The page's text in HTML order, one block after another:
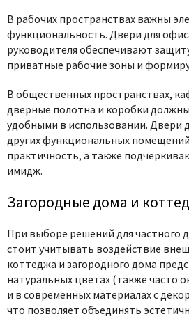
В рабочих пространствах важны
функциональность. Двери для
руководителя обеспечивают
приватные рабочие зоны и
В общественных пространствах,
дверные полотна и коробки
удобными в использовании. Двери
других функциональных
практичность, а также
имидж.
Загородные дома и
При выборе решений для частного
стоит учитывать воздействие
коттеджа и загородного дома
натуральных цветах (также часто
и в современных материалах с
что позволяет объединять